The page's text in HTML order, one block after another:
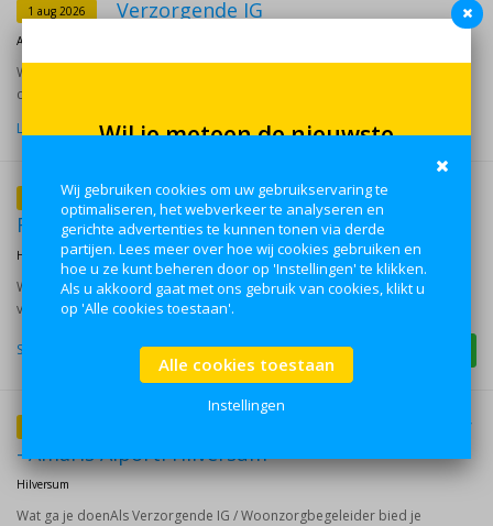
1 aug 2026 Verzorgende IG
Amersfoort
Werken als detachant betekent dat je flexibiliteit en zekerheid
combineert. Je krijgt de kans om verschillende doelgroepen te leren...
Lees verder
27 jul 2026
Verzorgende IG Ouderenzorg en
Revalidatie | Hilversum | 24-36 uur
Hilversum
Wat ga je doenWil jij werken in een omgeving waar cliënten herstellen,
vooruitgang boeken en weer toewerken naar zelfstandigheid? Dan is...
Solliciteer direct
Verzorgende IG/Woonzorgbegeleider
- Amaris Alporti Hilversum
Hilversum
Wat ga je doenAls Verzorgende IG / Woonzorgbegeleider bied je